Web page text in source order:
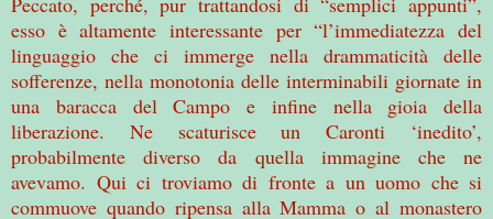
esso è altamente interessante per “l’immediatezza del
linguaggio che ci immerge nella drammaticità delle
sofferenze, nella monotonia delle interminabili giornate in
una baracca del Campo e infine nella gioia della
liberazione. Ne scaturisce un Caronti ‘inedito’,
probabilmente diverso da quella immagine che ne
avevamo. Qui ci troviamo di fronte a un uomo che si
commuove quando ripensa alla Mamma o al monastero